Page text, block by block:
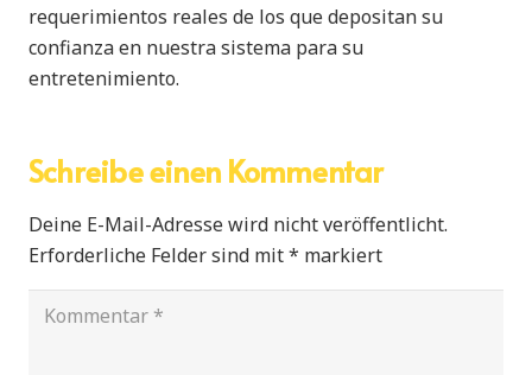
requerimientos reales de los que depositan su
confianza en nuestra sistema para su
entretenimiento.
Schreibe einen Kommentar
Deine E-Mail-Adresse wird nicht veröffentlicht.
Erforderliche Felder sind mit* markiert